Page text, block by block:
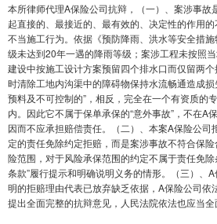
本所律师代理A保险公司抗辩，（一）、案涉事故
起直接的、最接近的、最有效的、决定性的作用
不当施工行为。依据《预防降雨、洪水等安全措
级未达到20年一遇的降雨等级；案涉工程未按照
建设中按施工设计方案预留四个排水口而仅留两
时清除工地内沟渠中的障碍物保持水流畅通造成
预料及不可控制的”，相反，完全在一个有资质的
内。因此它不属于保单承保的“意外事故”，不在A
因而不应承担赔偿责任。（二）、本案A保险公司
定的责任免除约定拒赔，而是案涉事故不符合保
险范围，对于风险承保范围的约定不属于责任免
条款”履行提示和明确说明义务的情形。（三）、
明的拒赔理由代表已放弃缺乏依据，A保险公司依
提出全面完整的抗辩意见，人民法院依法也应当全